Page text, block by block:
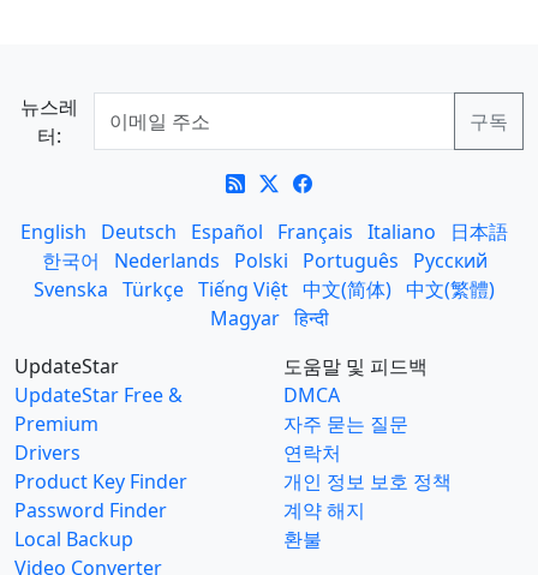
뉴스레
터:
English Deutsch Español Français Italiano
日本語
한국어
Nederlands Polski Português
Русский
Svenska Türkçe Tiếng Việt 中文(简体) 中文(繁體)
Magyar हिन्दी
UpdateStar
UpdateStar Free &
Premium
Drivers
Product Key Finder
Password Finder
Local Backup
Video Converter
도움말 및 피드백
DMCA
자주 묻는 질문
연락처
개인 정보 보호 정책
계약 해지
환불